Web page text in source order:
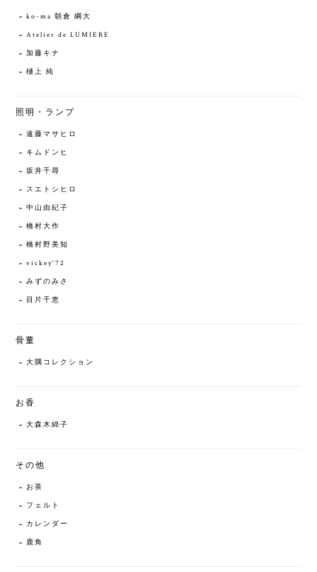
ko-ma 朝倉 綱大
Atelier de LUMIERE
加藤キナ
樋上 純
照明・ランプ
遠藤マサヒロ
キムドンヒ
坂井千尋
スエトシヒロ
中山由紀子
橋村大作
橋村野美知
vickey'72
みずのみさ
目片千恵
骨董
大隅コレクション
お香
大森木綿子
その他
お茶
フェルト
カレンダー
鹿角